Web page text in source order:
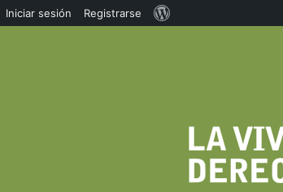
Iniciar sesión Registrarse